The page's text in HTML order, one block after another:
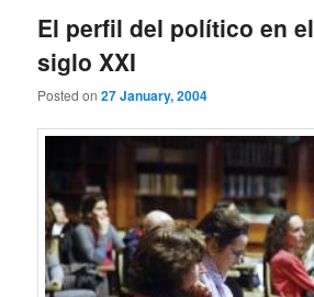
El perfil del político en el
siglo XXI
Posted on27 January, 2004